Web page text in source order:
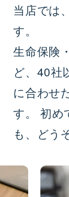
当店では
す。
生命保険
ど、40社
に合わせ
す。 初め
も、どう